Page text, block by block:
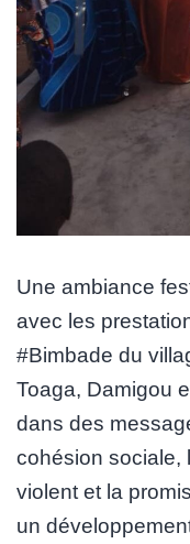
Une ambiance
avec les
#Bimbade du
Toaga, Damigou
dans des
cohésion sociale,
violent et la
un